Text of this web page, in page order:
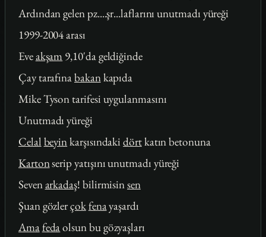
Ardından gelen pz....şr...laflarını unutmadı yüreği
1999-2004 arası
Eveakşam 9,10'da geldiğinde
Çay tarafınabakankapıda
Mike Tyson tarifesi uygulanmasını
Unutmadı yüreği
Celal beyinkarşısındakidörtkatın betonuna
Kartonserip yatışını unutmadı yüreği
Sevenarkadaş! bilirmisinsen
Şuan gözlerçokfenayaşardı
Amafedaolsun bu gözyaşları